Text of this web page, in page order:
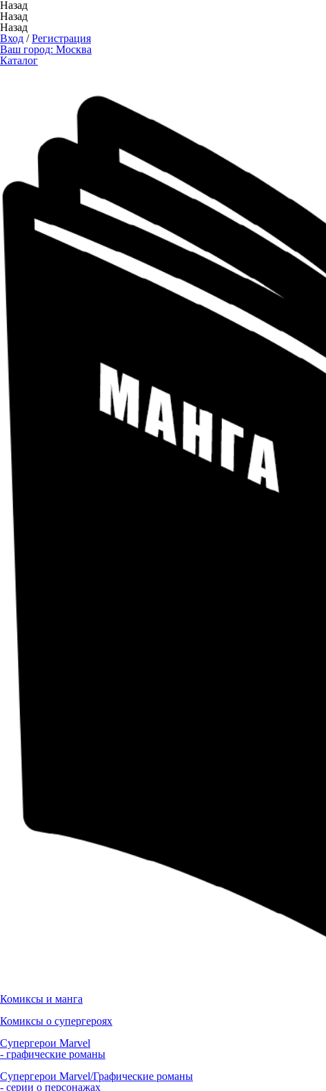
Назад
Назад
Назад
Вход /Регистрация
Ваш город: Москва
Каталог
Комиксы и манга
Комиксы о супергероях
Супергерои Marvel
- графические романы
Супергерои Marvel/Графические романы
- серии о персонажах